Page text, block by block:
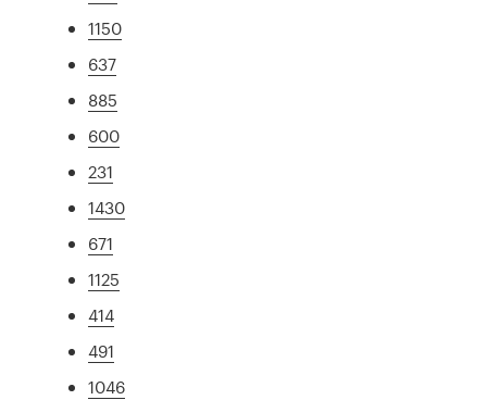
1150
637
885
600
231
1430
671
1125
414
491
1046